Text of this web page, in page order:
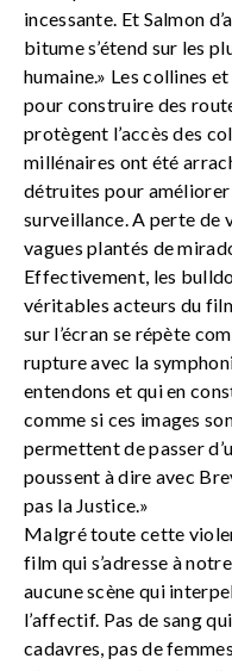
incessante. Et Salmon
bitume s’étend sur les
humaine.» Les collines
pour construire des
protègent l’accès des
millénaires ont été
détruites pour
surveillance. A perte de
vagues plantés de
Effectivement, les
véritables acteurs du
sur l’écran se répète
rupture avec la
entendons et qui en
comme si ces images
permettent de passer
poussent à dire avec
pas la Justice.»
Malgré toute cette
film qui s’adresse à
aucune scène qui
l’affectif. Pas de sang
cadavres, pas de